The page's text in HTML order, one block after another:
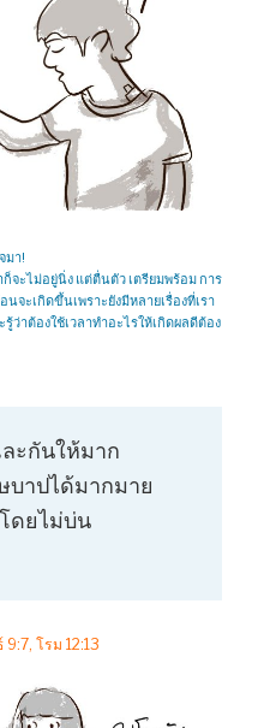
มา!
จะไม่อยู่นิ่ง แต่ตื่นตัว เตรียมพร้อม การ
จะเกิดขึ้นเพราะยังมีหลายเรื่องที่เรา
ว่าต้องใช้เวลาทำอะไรให้เกิดผลดีต้อง
ะกันให้มาก
บาปได้มากมาย
ดยไม่บ่น
9:7, โรม 12:13